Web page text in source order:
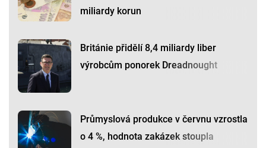
miliardy korun
Británie přidělí 8,4 miliardy liber
výrobcům ponorek Dreadnought
Průmyslová produkce v červnu vzrostla
o 4 %, hodnota zakázek stoupla